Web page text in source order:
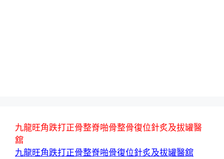
九龍旺角跌打正骨整脊啪骨整骨復位針炙及拔罐醫
舘
九龍旺角跌打正骨整脊啪骨復位針炙及拔罐醫舘